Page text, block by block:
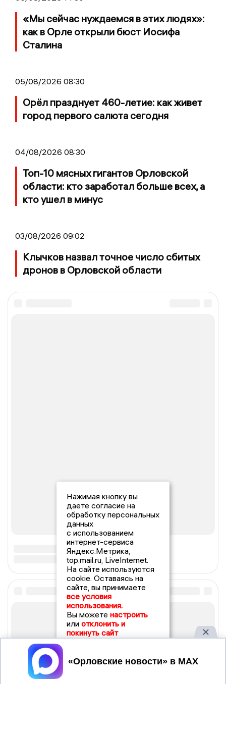
«Мы сейчас нуждаемся в этих людях»:
как в Орле открыли бюст Иосифа
Сталина
05/08/2026 08:30
Орёл празднует 460-летие: как живет
город первого салюта сегодня
04/08/2026 08:30
Топ-10 мясных гигантов Орловской
области: кто заработал больше всех, а
кто ушел в минус
03/08/2026 09:02
Клычков назвал точное число сбитых
дронов в Орловской области
Нажимая кнопку вы
даете согласие на
обработку персональных
данных
с использованием
интернет-сервиса
Яндекс.Метрика,
top.mail.ru, LiveInternet.
На сайте используются
cookie. Оставаясь на
сайте, вы принимаете
все условия
использования.
Вы можете настроить
или отклонить и
покинуть сайт
Принять